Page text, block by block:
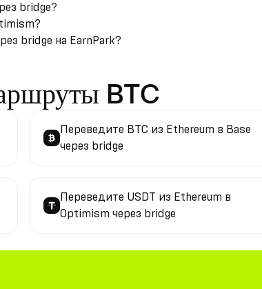
bridge?
bridge на EarnPark?
BTC
Переведите BTC из Ethereum в Base
через bridge
Переведите USDT из Ethereum в
Optimism через bridge